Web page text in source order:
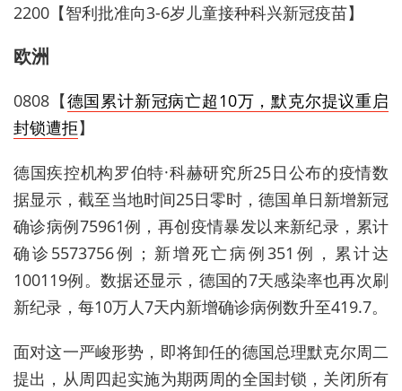
2200【智利批准向3-6岁儿童接种科兴新冠疫苗】
欧洲
0808【德国累计新冠病亡超10万，默克尔提议重启
封锁遭拒】
德国疾控机构罗伯特·科赫研究所25日公布的疫情数
据显示，截至当地时间25日零时，德国单日新增新冠
确诊病例75961例，再创疫情暴发以来新纪录，累计
确诊5573756例；新增死亡病例351例，累计达
100119例。数据还显示，德国的7天感染率也再次刷
新纪录，每10万人7天内新增确诊病例数升至419.7。
面对这一严峻形势，即将卸任的德国总理默克尔周二
提出，从周四起实施为期两周的全国封锁，关闭所有